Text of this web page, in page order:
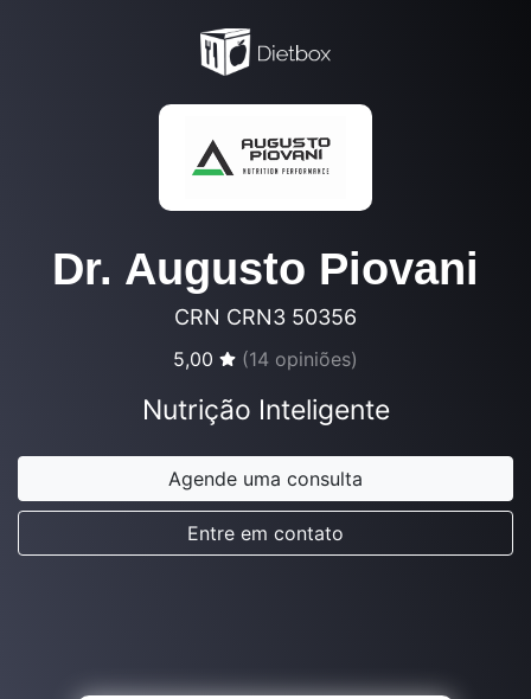
Dr. Augusto Piovani
CRN CRN3 50356
5,00 (14 opiniões)
Nutrição Inteligente
Agende uma consulta
Entre em contato